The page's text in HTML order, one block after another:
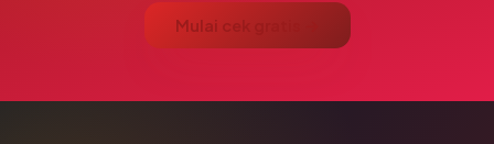
Mulai cek gratis →